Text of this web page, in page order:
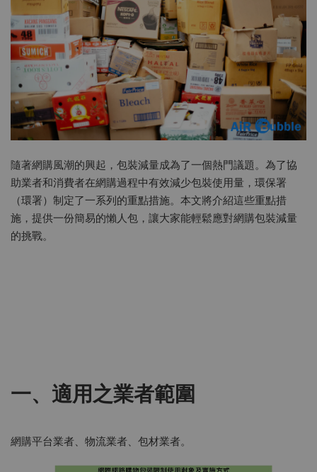
隨著網購風潮的興起，包裝減量成為了一個熱門議題。為了協
助業者和消費者在網購過程中有效減少包裝使用量，環保署
（環署）制定了一系列的重點措施。本文將介紹這些重點措
施，提供一份簡易的懶人包，讓大家能輕鬆應對網購包裝減量
的挑戰。
一、適用之業者範圍
網購平台業者、物流業者、包材業者。